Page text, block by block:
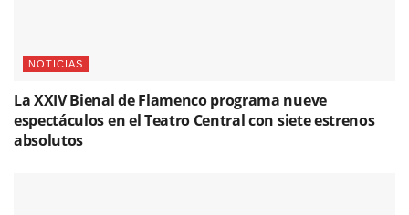
NOTICIAS
La XXIV Bienal de Flamenco programa nueve
espectáculos en el Teatro Central con siete estrenos
absolutos